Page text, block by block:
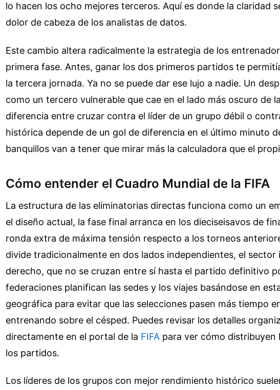
lo hacen los ocho mejores terceros. Aquí es donde la claridad
dolor de cabeza de los analistas de datos.
Este cambio altera radicalmente la estrategia de los
primera fase. Antes, ganar los dos primeros partidos te
la tercera jornada. Ya no se puede dar ese lujo a nadie. Un
como un tercero vulnerable que cae en el lado más oscuro de
diferencia entre cruzar contra el líder de un grupo débil o
histórica depende de un gol de diferencia en el último minuto
banquillos van a tener que mirar más la calculadora que el
Cómo entender el Cuadro Mundial de la FIFA
La estructura de las eliminatorias directas funciona como un
el diseño actual, la fase final arranca en los dieciseisavos de
ronda extra de máxima tensión respecto a los torneos
divide tradicionalmente en dos lados independientes, el
derecho, que no se cruzan entre sí hasta el partido definitivo
federaciones planifican las sedes y los viajes basándose en
geográfica para evitar que las selecciones pasen más tiempo
entrenando sobre el césped. Puedes revisar los detalles
directamente en el portal de la FIFA para ver cómo distribuyen
los partidos.
Los líderes de los grupos con mejor rendimiento histórico